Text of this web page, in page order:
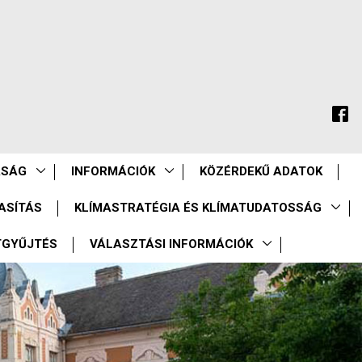
INFORMÁCIÓK KÖZÉRDEKŰ ADATOK
KLÍMASTRATÉGIA ÉS KLÍMATUDATOSSÁG
VÁLASZTÁSI INFORMÁCIÓK